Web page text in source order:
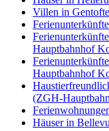
Villen in
Hauptbahnhof
Hauptbahnhof
(ZGH-
Häuser in